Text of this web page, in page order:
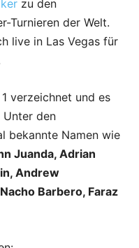
zu den
Turnieren der Welt.
live in Las Vegas für
verzeichnet und es
den
bekannte Namen wie
Juanda, Adrian
Andrew
Barbero, Faraz